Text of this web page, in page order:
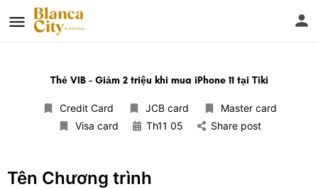
Thẻ VIB – Giảm 2 triệu khi mua iPhone 11 tại Tiki
Credit Card JCB card
Master card
Visa card
Th11 05 Share post
Tên Chương trình